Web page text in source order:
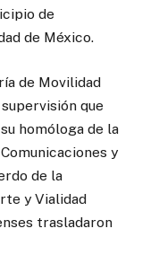
de
de México.
de Movilidad
que
homóloga de la
y
de la
y Vialidad
trasladaron